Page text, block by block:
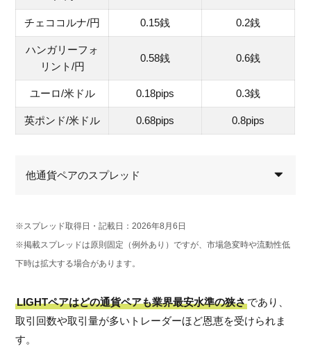
チェココルナ/円 0.15銭 0.2銭
ハンガリーフォ
リント/円
0.58銭 0.6銭
ユーロ/米ドル 0.18pips 0.3銭
英ポンド/米ドル 0.68pips 0.8pips
他通貨ペアのスプレッド
※スプレッド取得日・記載日：2026年8月6日
※掲載スプレッドは原則固定（例外あり）ですが、市場急変時や流動性低
下時は拡大する場合があります。
LIGHTペアはどの通貨ペアも業界最安水準の狭さであり、
取引回数や取引量が多いトレーダーほど恩恵を受けられま
す。